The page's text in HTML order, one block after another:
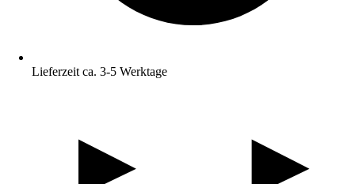
Lieferzeit ca. 3-5 Werktage